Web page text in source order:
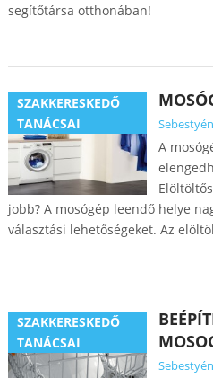
segítőtársa otthonában!
SZAKKERESKEDŐ
TANÁCSAI
A
jobb? A mosógép leendő helye
választási lehetőségeket. Az
SZAKKERESKEDŐ
TANÁCSAI